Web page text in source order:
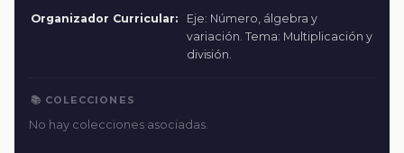
Organizador Curricular:
Eje: Número, álgebra y
variación. Tema: Multiplicación y
división.
📚 COLECCIONES
No hay colecciones asociadas.